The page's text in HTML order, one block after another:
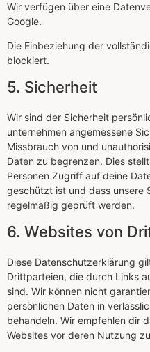
Wir verfügen über eine
Google.
Die Einbeziehung der
blockiert.
5. Sicherheit
Wir sind der Sicherheit
unternehmen angemessene
Missbrauch von und
Daten zu begrenzen. Dies
Personen Zugriff auf deine
geschützt ist und dass unsere
regelmäßig geprüft werden.
6. Websites von
Diese Datenschutzerklärung
Drittparteien, die durch Links
sind. Wir können nicht
persönlichen Daten in
behandeln. Wir empfehlen dir
Websites vor deren Nutzung